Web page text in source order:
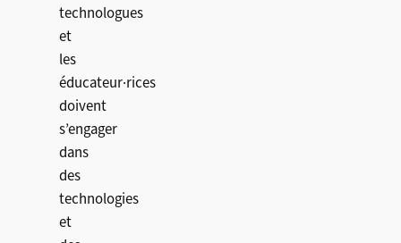
technologues
et
les
éducateur·rices
doivent
s’engager
dans
des
technologies
et